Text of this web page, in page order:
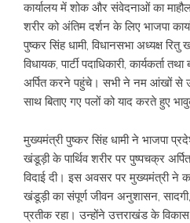
कार्यालय में शोक और संवेदनाओं का
शरीर को अंतिम दर्शन के लिए भाजपा
पुष्कर सिंह धामी, विधानसभा अध्यक्ष
विधायक, पार्टी पदाधिकारी, कार्यकर्ता
अर्पित करने पहुंचे। सभी ने नम आंखों से
साथ बिताए गए पलों को याद करते हुए
मुख्यमंत्री पुष्कर सिंह धामी ने भाजपा
खंडूड़ी के पार्थिव शरीर पर पुष्पचक्र
विदाई दी। इस अवसर पर मुख्यमंत्री
खंडूड़ी का संपूर्ण जीवन अनुशासन, सादगी,
प्रतीक रहा। उन्होंने उत्तराखंड के